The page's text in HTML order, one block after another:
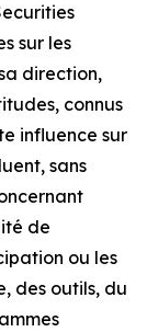
sur les
direction,
connus
influence sur
sans
de
ou les
des outils, du